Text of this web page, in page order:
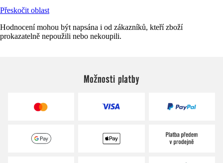
Přeskočit oblast
Hodnocení mohou být napsána i od zákazníků, kteří zboží
prokazatelně nepoužili nebo nekoupili.
Možnosti platby